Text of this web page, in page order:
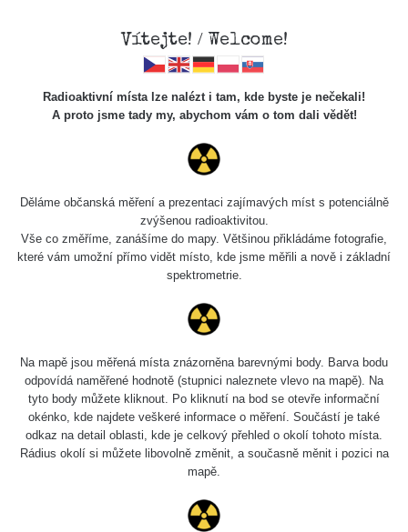
Radiobaryt
Vzorek minerálu radiobarytu z Lihošte u Teplic 225Ra
Typ
Energetická
kompenzace
Hodnota CPM
Žádné záznamy
Vítejte! / Welcome!
Radioaktivní místa lze nalézt i tam, kde byste je nečekali!
A proto jsme tady my, abychom vám o tom dali vědět!
Děláme občanská měření a prezentaci zajímavých míst s potenciálně
zvýšenou radioaktivitou.
Vše co změříme, zanášíme do mapy. Většinou přikládáme fotografie,
které vám umožní přímo vidět místo, kde jsme měřili a nově i základní
spektrometrie.
Na mapě jsou měřená místa znázorněna barevnými body. Barva bodu
odpovídá naměřené hodnotě (stupnici naleznete vlevo na mapě). Na
tyto body můžete kliknout. Po kliknutí na bod se otevře informační
okénko, kde najdete veškeré informace o měření. Součástí je také
odkaz na detail oblasti, kde je celkový přehled o okolí tohoto místa.
Rádius okolí si můžete libovolně změnit, a současně měnit i pozici na
mapě.